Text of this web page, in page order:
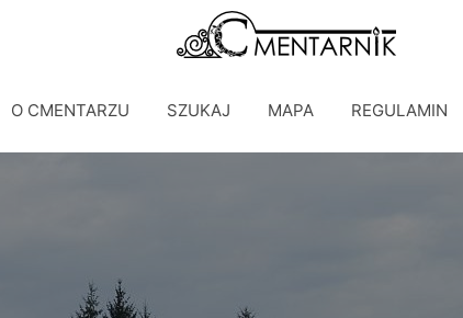
O CMENTARZU SZUKAJ MAPA REGULAMIN